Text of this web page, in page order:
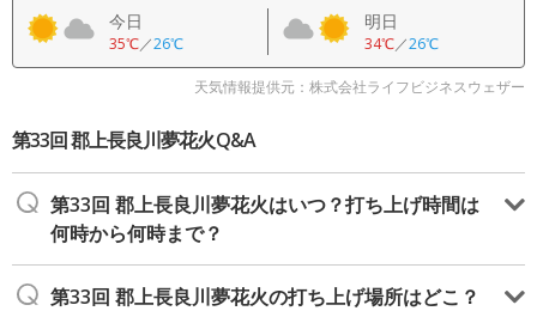
今日
35℃／26℃
明日
34℃／26℃
天気情報提供元：株式会社ライフビジネスウェザー
第33回 郡上長良川夢花火Q&A
第33回 郡上長良川夢花火はいつ？打ち上げ時間は
何時から何時まで？
第33回 郡上長良川夢花火の打ち上げ場所はどこ？